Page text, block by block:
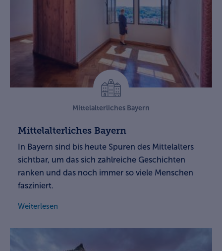
Mittelalterliches Bayern
Mittelalterliches Bayern
In Bayern sind bis heute Spuren des Mittelalters
sichtbar, um das sich zahlreiche Geschichten
ranken und das noch immer so viele Menschen
fasziniert.
Weiterlesen